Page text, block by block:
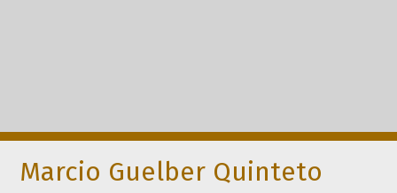
Marcio Guelber Quinteto